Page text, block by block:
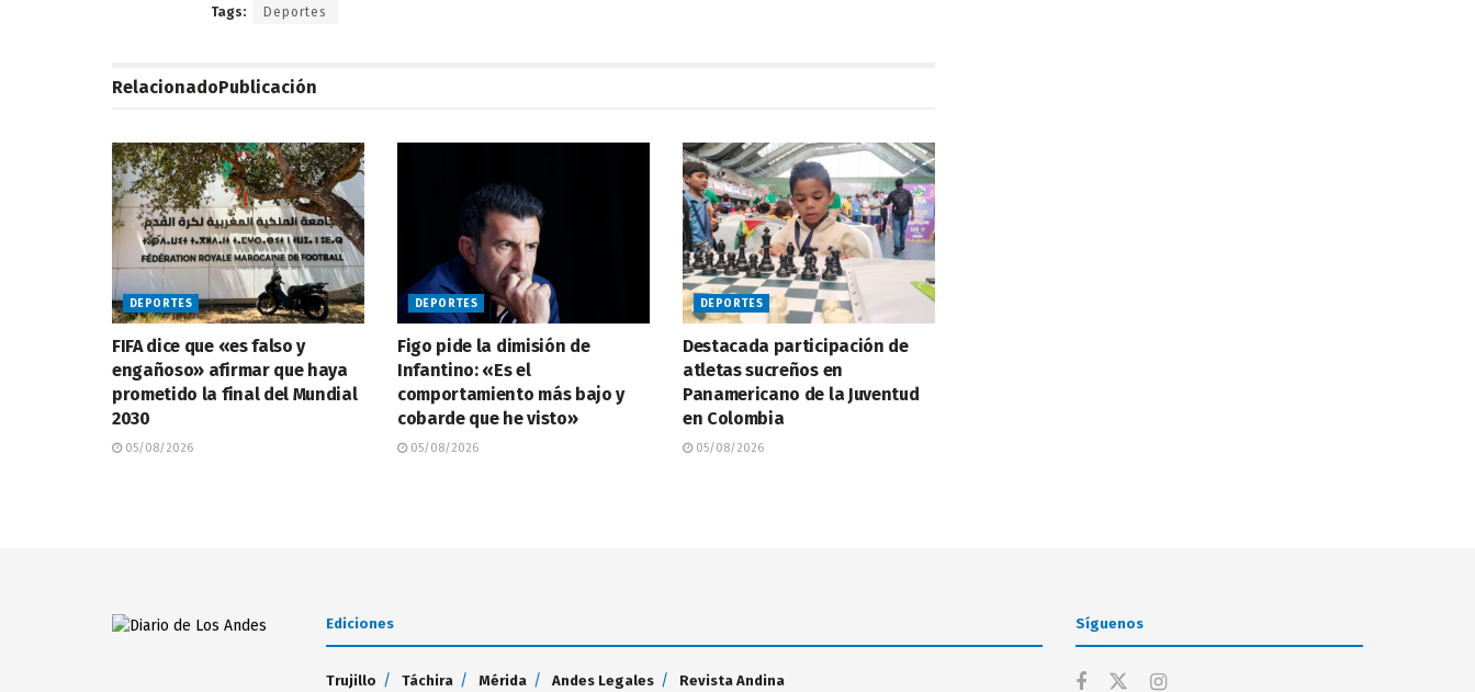
Tags: Deportes
RelacionadoPublicación
DEPORTES
FIFA dice que «es falso y
engañoso» afirmar que haya
prometido la final del Mundial
2030
05/08/2026
DEPORTES
Figo pide la dimisión de
Infantino: «Es el
comportamiento más bajo y
cobarde que he visto»
05/08/2026
DEPORTES
Destacada participación de
atletas sucreños en
Panamericano de la Juventud
en Colombia
05/08/2026
Ediciones
Trujillo Táchira Mérida Andes Legales Revista Andina
Síguenos